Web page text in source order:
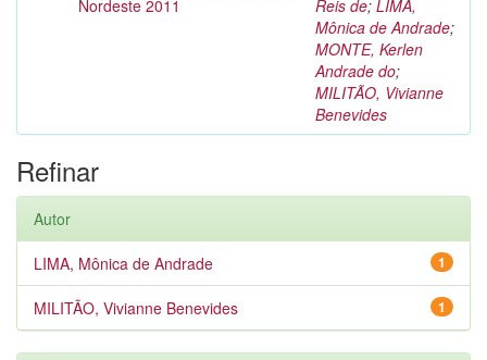
Nordeste 2011
Reis de; LIMA,
Mônica de Andrade;
MONTE, Kerlen
Andrade do;
MILITÃO, Vivianne
Benevides
Refinar
Autor
1
LIMA, Mônica de Andrade
1
MILITÃO, Vivianne Benevides